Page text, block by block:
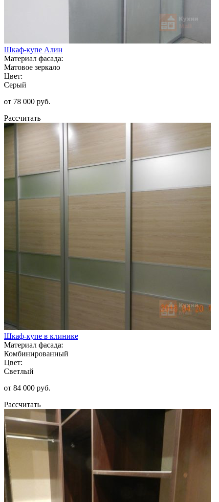
Шкаф-купе Алин
Материал фасада:
Матовое зеркало
Цвет:
Серый
от 78 000 руб.
Рассчитать
Шкаф-купе в клинике
Материал фасада:
Комбинированный
Цвет:
Светлый
от 84 000 руб.
Рассчитать